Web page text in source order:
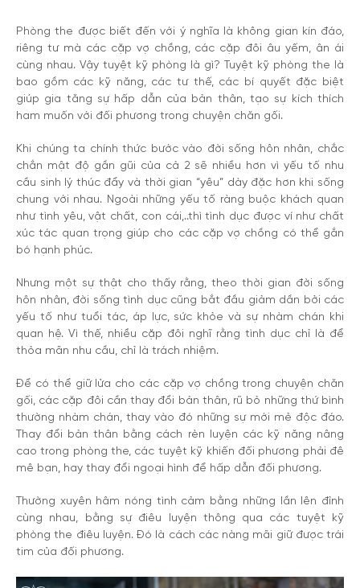
Phòng the được biết đến với ý nghĩa là không gian kín đáo,
riêng tư mà các cặp vợ chồng, các cặp đôi âu yếm, ân ái
cùng nhau. Vậy tuyệt kỹ phòng là gì? Tuyệt kỹ phòng the là
bao gồm các kỹ năng, các tư thế, các bí quyết đặc biệt
giúp gia tăng sự hấp dẫn của bản thân, tạo sự kích thích
ham muốn với đối phương trong chuyện chăn gối.
Khi chúng ta chính thức bước vào đời sống hôn nhân, chắc
chắn mật độ gần gũi của cả 2 sẽ nhiều hơn vì yếu tố nhu
cầu sinh lý thúc đẩy và thời gian “yêu” dày đặc hơn khi sống
chung với nhau. Ngoài những yếu tố ràng buộc khách quan
như tình yêu, vật chất, con cái,..thì tình dục được ví như chất
xúc tác quan trọng giúp cho các cặp vợ chồng có thể gắn
bó hạnh phúc.
Nhưng một sự thật cho thấy rằng, theo thời gian đời sống
hôn nhân, đời sống tình dục cũng bắt đầu giảm dần bởi các
yếu tố như tuổi tác, áp lực, sức khỏe và sự nhàm chán khi
quan hệ. Vì thế, nhiều cặp đôi nghĩ rằng tình dục chỉ là để
thỏa mãn nhu cầu, chỉ là trách nhiệm.
Để có thể giữ lửa cho các cặp vợ chồng trong chuyện chăn
gối, các cặp đôi cần thay đổi bản thân, rũ bỏ những thứ bình
thường nhàm chán, thay vào đó những sự mới mẻ độc đáo.
Thay đổi bản thân bằng cách rèn luyện các kỹ năng nâng
cao trong phòng the, các tuyệt kỹ khiến đối phương phải đê
mê bạn, hay thay đổi ngoại hình để hấp dẫn đối phương.
Thường xuyên hâm nóng tình cảm bằng những lần lên đỉnh
cùng nhau, bằng sự điêu luyện thông qua các tuyệt kỹ
phòng the điêu luyện. Đó là cách các nàng mãi giữ được trái
tim của đối phương.